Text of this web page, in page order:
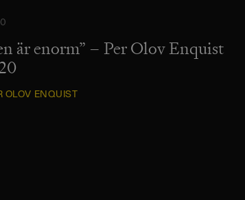
är enorm” – Per Olov Enquist
OLOV ENQUIST